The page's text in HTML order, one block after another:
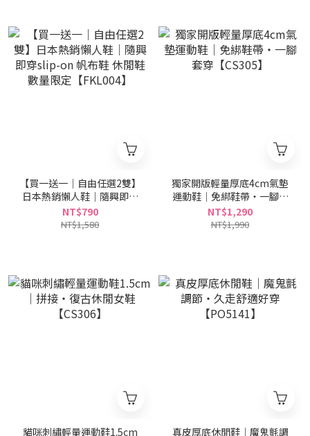
【買一送一｜自由任選2雙】
日本熱銷懶人鞋｜隨興即穿
slip-on 帆布鞋 休閒鞋 數量
限定【FKL004】
NT$790
NT$1,580
獨家開版輕量厚底4cm氣墊
運動鞋｜免綁鞋帶・一腳套
穿【CS305】
NT$1,290
NT$1,990
貓咪刺繡輕量運動鞋1.5cm
真皮厚底休閒鞋｜魔鬼氈調